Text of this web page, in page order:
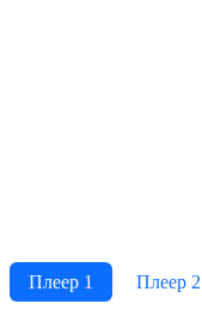
Плеер 1
Плеер 2